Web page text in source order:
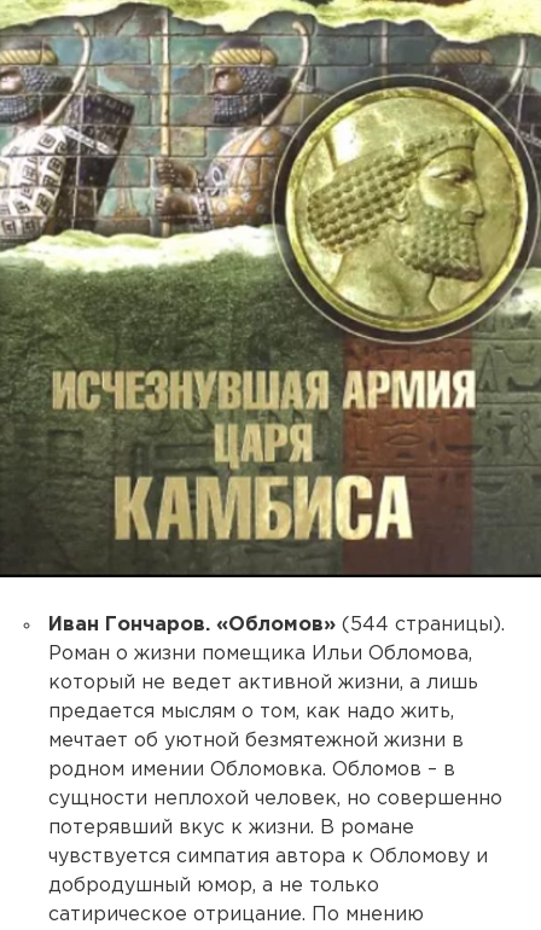
Иван Гончаров. «Обломов» (544 страницы).
Роман о жизни помещика Ильи Обломова,
который не ведет активной жизни, а лишь
предается мыслям о том, как надо жить,
мечтает об уютной безмятежной жизни в
родном имении Обломовка. Обломов – в
сущности неплохой человек, но совершенно
потерявший вкус к жизни. В романе
чувствуется симпатия автора к Обломову и
добродушный юмор, а не только
сатирическое отрицание. По мнению